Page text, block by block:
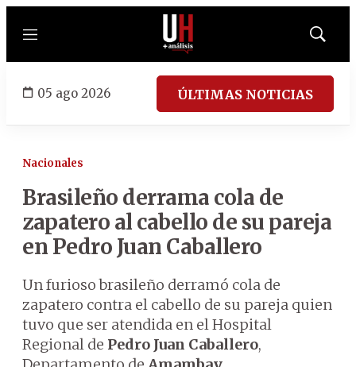
Menú
Mostrar
05 ago 2026 ÚLTIMAS NOTICIAS
Nacionales
Brasileño derrama cola de
zapatero al cabello de su pareja
en Pedro Juan Caballero
Un furioso brasileño derramó cola de
zapatero contra el cabello de su pareja quien
tuvo que ser atendida en el Hospital
Regional de Pedro Juan Caballero,